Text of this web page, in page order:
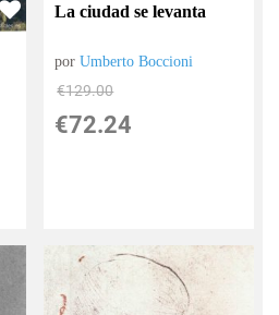
La ciudad se levanta
porUmberto Boccioni
€129.00
€72.24